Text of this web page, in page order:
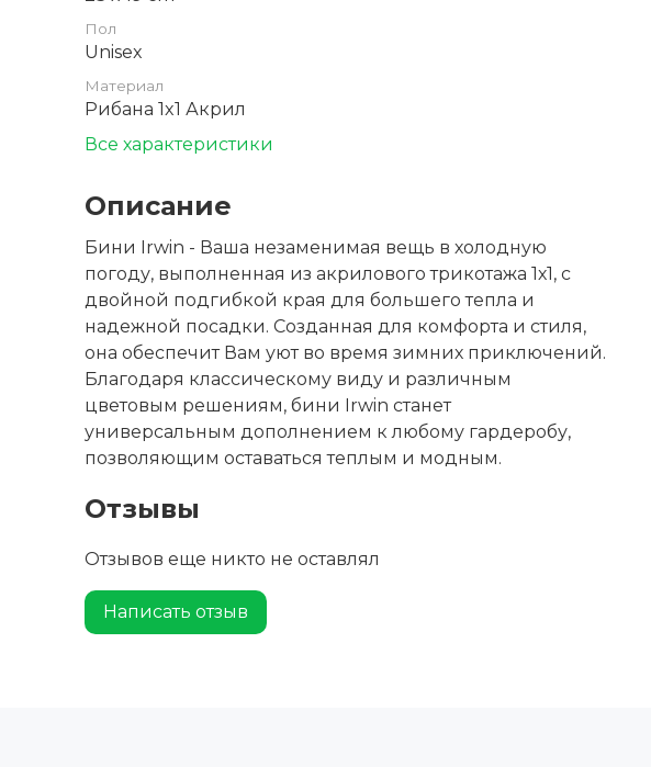
Пол
Unisex
Материал
Рибана 1x1 Акрил
Все характеристики
Описание
Бини Irwin - Ваша незаменимая вещь в холодную
погоду, выполненная из акрилового трикотажа 1х1, с
двойной подгибкой края для большего тепла и
надежной посадки. Созданная для комфорта и стиля,
она обеспечит Вам уют во время зимних приключений.
Благодаря классическому виду и различным
цветовым решениям, бини Irwin станет
универсальным дополнением к любому гардеробу,
позволяющим оставаться теплым и модным.
Отзывы
Отзывов еще никто не оставлял
Написать отзыв